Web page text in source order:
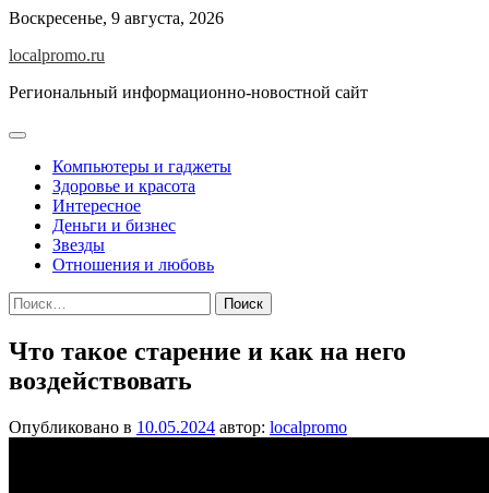
Перейти
содержимому
Воскресенье, 9 августа, 2026
localpromo.ru
Региональный информационно-новостной сайт
Компьютеры и гаджеты
Здоровье и красота
Интересное
Деньги и бизнес
Звезды
Отношения и любовь
Найти:
Что такое старение и как на него
воздействовать
Опубликовано в 10.05.2024 автор: localpromo